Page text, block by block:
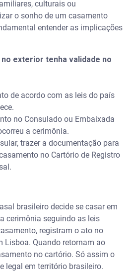
culturais ou
o sonho de um casamento
entender as implicações
exterior tenha validade no
de acordo com as leis do país
no Consulado ou Embaixada
a cerimônia.
trazer a documentação para
no Cartório de Registro
brasileiro decide se casar em
cerimônia seguindo as leis
registram o ato no
Lisboa. Quando retornam ao
no cartório. Só assim o
legal em território brasileiro.